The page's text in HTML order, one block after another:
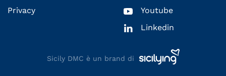
Privacy
Youtube
Linkedin
Sicily DMC è un brand di